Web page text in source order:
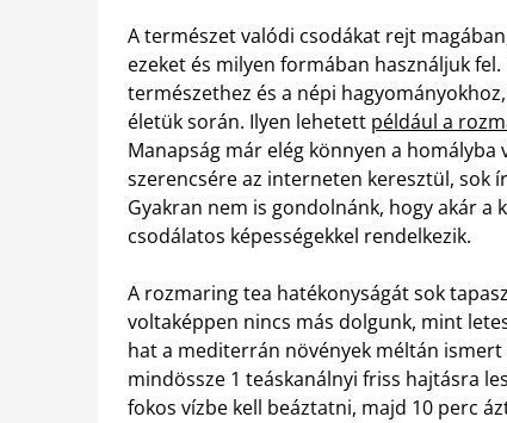
A természet valódi csodákat rejt
ezeket és milyen formában használjuk
természethez és a népi
életük során. Ilyen lehetett például a
Manapság már elég könnyen a
szerencsére az interneten keresztül,
Gyakran nem is gondolnánk, hogy akár
csodálatos képességekkel rendelkezik.
A rozmaring tea hatékonyságát sok
voltaképpen nincs más dolgunk, mint
hat a mediterrán növények méltán
mindössze 1 teáskanálnyi friss hajtásra
fokos vízbe kell beáztatni, majd 10 perc